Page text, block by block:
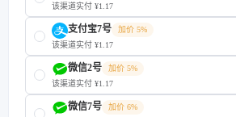
该渠道实付 ¥1.17
支付宝7号
加价 5%
该渠道实付 ¥1.17
微信2号
加价 5%
该渠道实付 ¥1.17
微信7号
加价 6%